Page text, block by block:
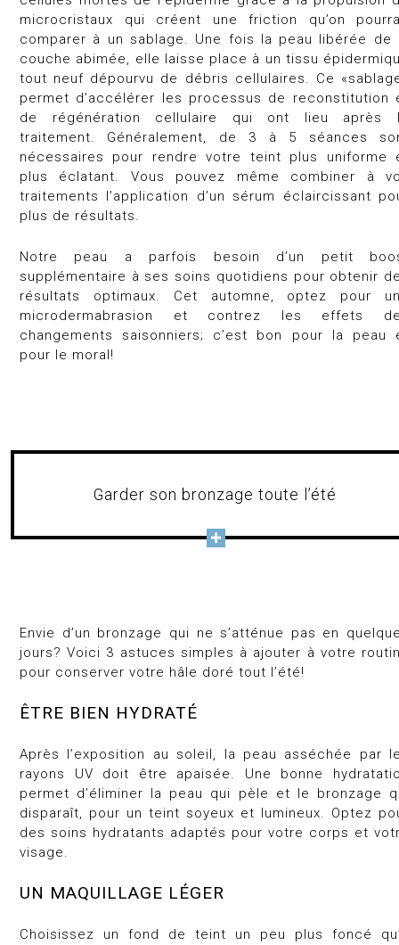
microcristaux qui créent une friction qu’on
comparer à un sablage. Une fois la peau libérée de
couche abimée, elle laisse place à un tissu
tout neuf dépourvu de débris cellulaires. Ce
permet d’accélérer les processus de reconstitution
de régénération cellulaire qui ont lieu après
traitement. Généralement, de 3 à 5 séances
nécessaires pour rendre votre teint plus uniforme
plus éclatant. Vous pouvez même combiner à
traitements l’application d’un sérum éclaircissant
plus de résultats.
Notre peau a parfois besoin d’un petit
supplémentaire à ses soins quotidiens pour obtenir
résultats optimaux. Cet automne, optez pour
microdermabrasion et contrez les effets
changements saisonniers; c’est bon pour la peau
pour le moral!
Garder son bronzage toute l’été
Envie d’un bronzage qui ne s’atténue pas en
jours? Voici 3 astuces simples à ajouter à votre
pour conserver votre hâle doré tout l’été!
ÊTRE BIEN HYDRATÉ
Après l’exposition au soleil, la peau asséchée par
rayons UV doit être apaisée. Une bonne
permet d’éliminer la peau qui pèle et le bronzage
disparaît, pour un teint soyeux et lumineux. Optez
des soins hydratants adaptés pour votre corps et
visage.
UN MAQUILLAGE LÉGER
Choisissez un fond de teint un peu plus foncé